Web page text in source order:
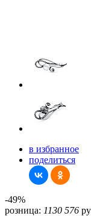
в избранное
поделиться
-49%
розница: 1130 576